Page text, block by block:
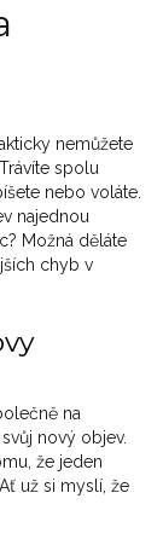
nemůžete
spolu
nebo voláte.
najednou
Možná děláte
chyb v
na
nový objev.
že jeden
už si myslí, že